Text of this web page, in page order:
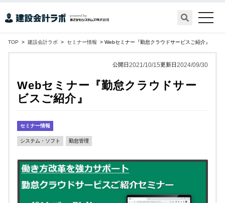
toggle
TOP > 建設会計ラボ > セミナー情報 > Webセミナー『勤怠クラウドサービスご紹介』
公開日2021/10/15更新日2024/09/30
Webセミナー『勤怠クラウドサー
ビスご紹介』
セミナー情報
システム・ソフト 勤怠管理